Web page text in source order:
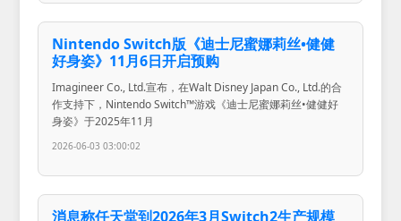
Nintendo Switch版《迪士尼蜜娜莉丝•健健
好身姿》11月6日开启预购
Imagineer Co., Ltd.宣布，在Walt Disney Japan Co., Ltd.的合
作支持下，Nintendo Switch™游戏《迪士尼蜜娜莉丝•健健好
身姿》于2025年11月
2026-06-03 03:00:02
消息称任天堂到2026年3月Switch2生产规模